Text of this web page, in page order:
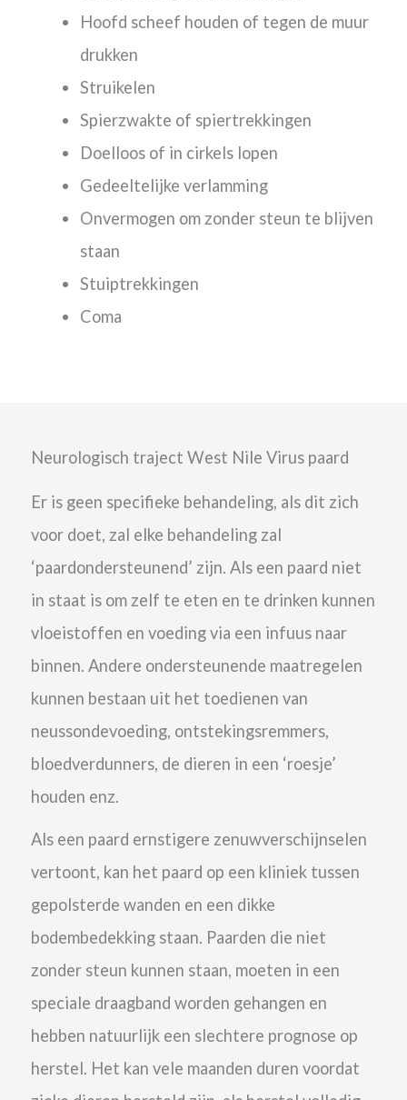
Hoofd scheef houden of tegen de muur
drukken
Struikelen
Spierzwakte of spiertrekkingen
Doelloos of in cirkels lopen
Gedeeltelijke verlamming
Onvermogen om zonder steun te blijven
staan
Stuiptrekkingen
Coma
Neurologisch traject West Nile Virus paard
Er is geen specifieke behandeling, als dit zich
voor doet, zal elke behandeling zal
‘paardondersteunend’ zijn. Als een paard niet
in staat is om zelf te eten en te drinken kunnen
vloeistoffen en voeding via een infuus naar
binnen. Andere ondersteunende maatregelen
kunnen bestaan uit het toedienen van
neussondevoeding, ontstekingsremmers,
bloedverdunners, de dieren in een ‘roesje’
houden enz.
Als een paard ernstigere zenuwverschijnselen
vertoont, kan het paard op een kliniek tussen
gepolsterde wanden en een dikke
bodembedekking staan. Paarden die niet
zonder steun kunnen staan, moeten in een
speciale draagband worden gehangen en
hebben natuurlijk een slechtere prognose op
herstel. Het kan vele maanden duren voordat